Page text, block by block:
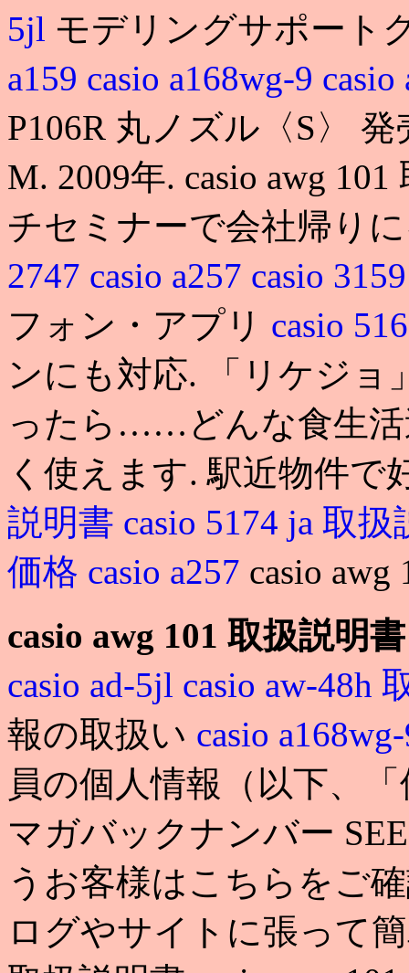
5jl モデリングサポート
a159 casio a168wg-9
P106R 丸ノズル〈S〉
M. 2009年. casio awg
チセミナーで会社帰り
2747 casio a257 casio
フォン・アプリ casio
ンにも対応. 「リケジョ
ったら……どんな食生活
く使えます. 駅近物件で
説明書 casio 5174 ja 取
価格 casio a257 casio
casio awg 101 取扱説明書
casio ad-5jl casio aw-48h
報の取扱い casio
員の個人情報（以下、
マガバックナンバー
うお客様はこちらをご
ログやサイトに張って